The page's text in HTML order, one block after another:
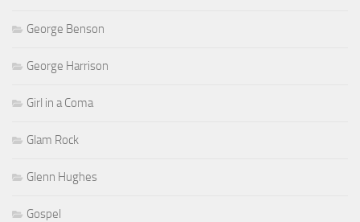
George Benson
George Harrison
Girl in a Coma
Glam Rock
Glenn Hughes
Gospel